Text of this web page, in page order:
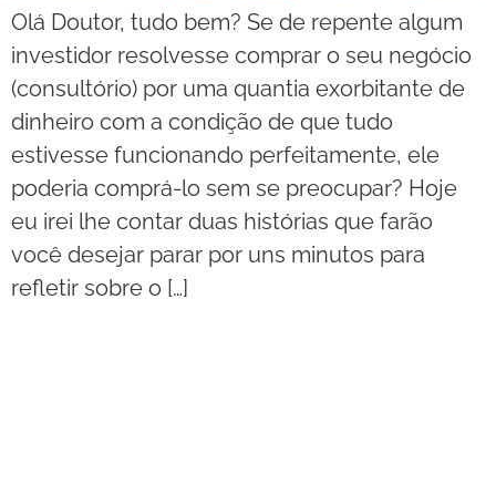
Olá Doutor, tudo bem? Se de repente algum
investidor resolvesse comprar o seu negócio
(consultório) por uma quantia exorbitante de
dinheiro com a condição de que tudo
estivesse funcionando perfeitamente, ele
poderia comprá-lo sem se preocupar? Hoje
eu irei lhe contar duas histórias que farão
você desejar parar por uns minutos para
refletir sobre o […]